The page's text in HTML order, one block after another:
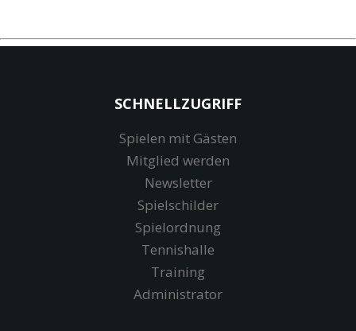
SCHNELLZUGRIFF
Spielen mit Gästen
Mitglied werden
Newsletter
Spielschilder
Spielordnung
Tennishalle
Training
Administrator